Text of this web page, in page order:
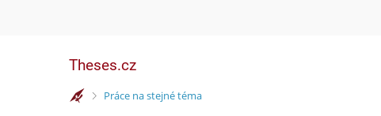
Theses.cz
>Práce na stejné téma